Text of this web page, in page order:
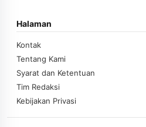
Halaman
Kontak
Tentang Kami
Syarat dan Ketentuan
Tim Redaksi
Kebijakan Privasi